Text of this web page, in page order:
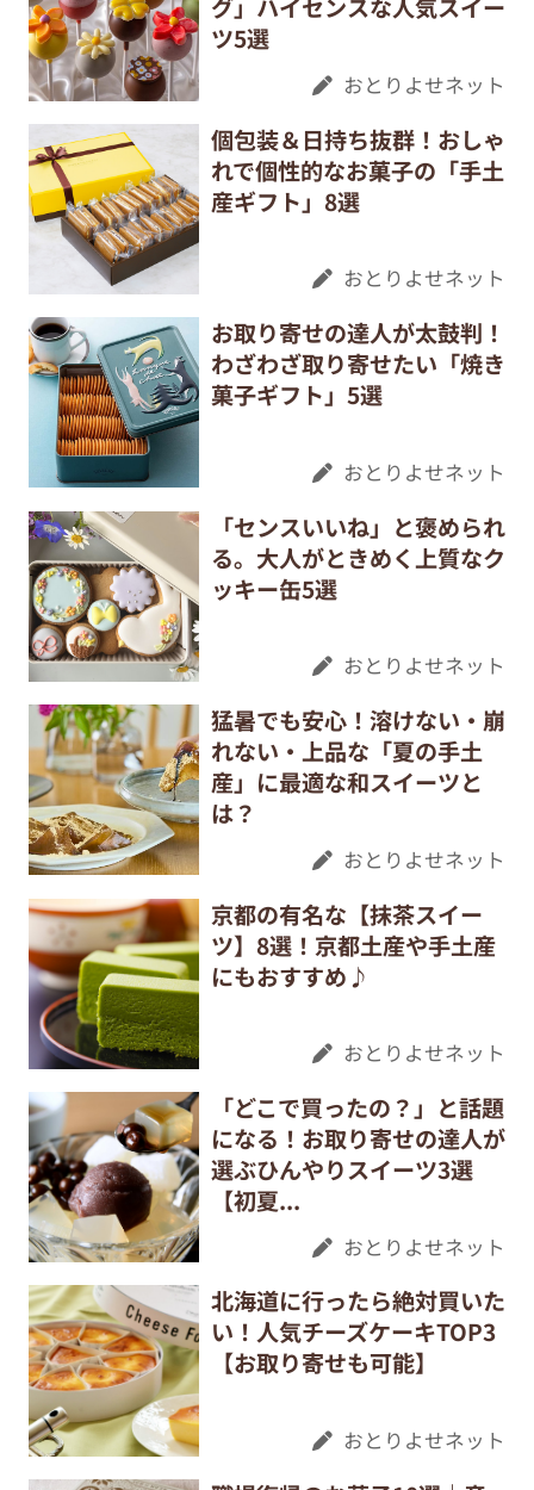
グ」ハイセンスな人気スイー
ツ5選
おとりよせネット
個包装＆日持ち抜群！おしゃ
れで個性的なお菓子の「手土
産ギフト」8選
おとりよせネット
お取り寄せの達人が太鼓判！
わざわざ取り寄せたい「焼き
菓子ギフト」5選
おとりよせネット
「センスいいね」と褒められ
る。大人がときめく上質なク
ッキー缶5選
おとりよせネット
猛暑でも安心！溶けない・崩
れない・上品な「夏の手土
産」に最適な和スイーツと
は？
おとりよせネット
京都の有名な【抹茶スイー
ツ】8選！京都土産や手土産
にもおすすめ♪
おとりよせネット
「どこで買ったの？」と話題
になる！お取り寄せの達人が
選ぶひんやりスイーツ3選
【初夏...
おとりよせネット
北海道に行ったら絶対買いた
い！人気チーズケーキTOP3
【お取り寄せも可能】
おとりよせネット